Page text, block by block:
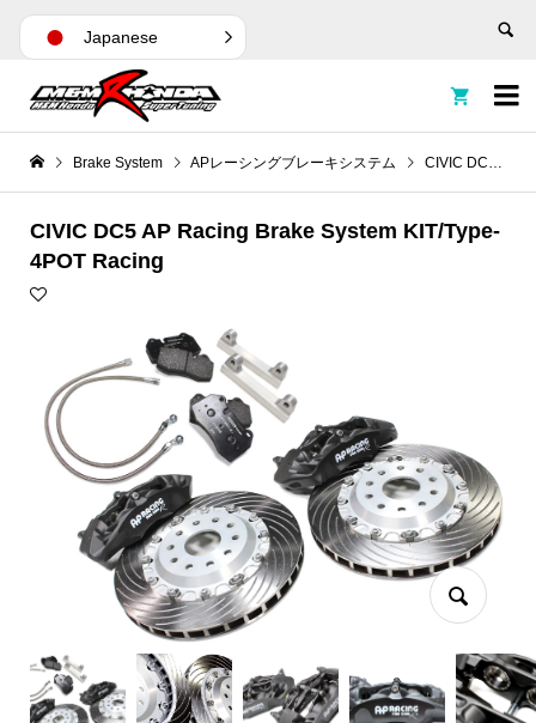


Brake System APレーシングブレーキシステム CIVIC DC5 AP Racing Brake System KIT/Type-4POT Racing
CIVIC DC5 AP Racing Brake System KIT/Type-
4POT Racing
Japanese